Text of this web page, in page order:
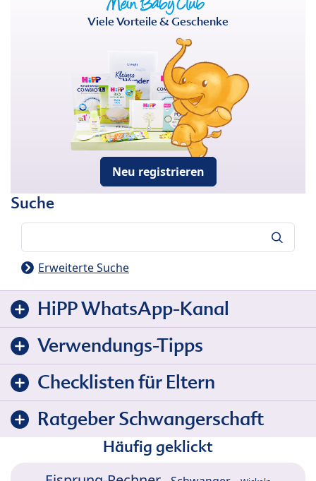
Viele Vorteile & Geschenke
Neu registrieren
Suche
Erweiterte Suche
HiPP WhatsApp-Kanal
Verwendungs-Tipps
Checklisten für Eltern
Ratgeber Schwangerschaft
Häufig geklickt